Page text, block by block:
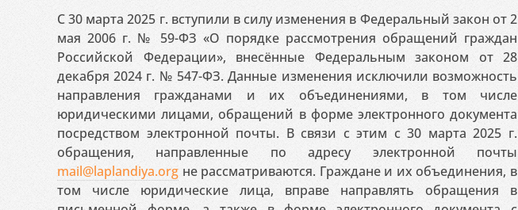
С 30 марта 2025 г. вступили в силу изменения в Федеральный закон от 2
мая 2006 г. № 59-ФЗ «О порядке рассмотрения обращений граждан
Российской Федерации», внесённые Федеральным законом от 28
декабря 2024 г. № 547-ФЗ. Данные изменения исключили возможность
направления гражданами и их объединениями, в том числе
юридическими лицами, обращений в форме электронного документа
посредством электронной почты. В связи с этим с 30 марта 2025 г.
обращения, направленные по адресу электронной почты
mail@laplandiya.org не рассматриваются. Граждане и их объединения, в
том числе юридические лица, вправе направлять обращения в